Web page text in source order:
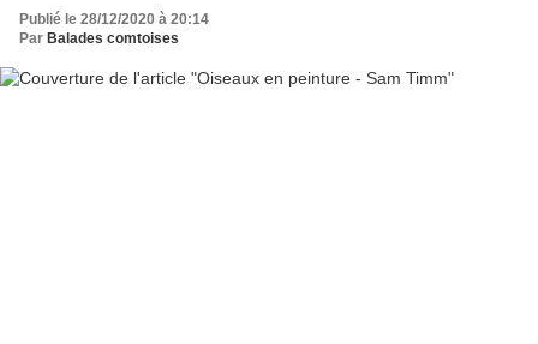
Publié le 28/12/2020 à 20:14
Par Balades comtoises